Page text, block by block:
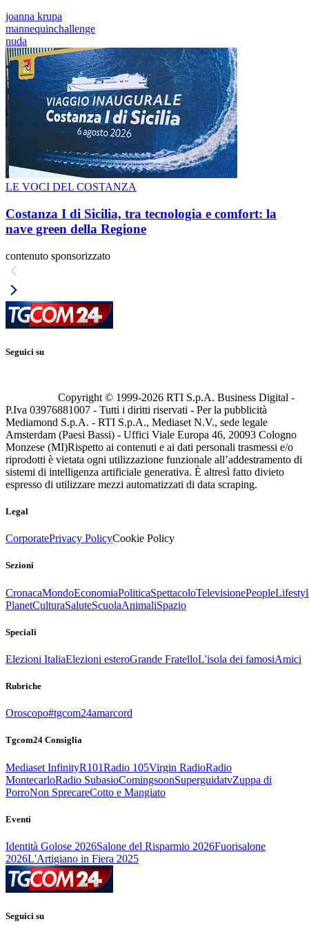
joanna krupa
mannequinchallenge
nuda
LE VOCI DEL COSTANZA
Costanza I di Sicilia, tra tecnologia e comfort: la
nave green della Regione
contenuto sponsorizzato
Seguici su
Copyright © 1999-2026 RTI S.p.A. Business Digital -
P.Iva 03976881007 - Tutti i diritti riservati - Per la pubblicità
Mediamond S.p.A. - RTI S.p.A., Mediaset N.V., sede legale
Amsterdam (Paesi Bassi) - Uffici Viale Europa 46, 20093 Cologno
Monzese (MI)Rispetto ai contenuti e ai dati personali trasmessi e/o
riprodotti è vietata ogni utilizzazione funzionale all’addestramento di
sistemi di intelligenza artificiale generativa. È altresì fatto divieto
espresso di utilizzare mezzi automatizzati di data scraping.
Legal
CorporatePrivacy PolicyCookie Policy
Sezioni
CronacaMondoEconomiaPoliticaSpettacoloTelevisionePeople
PlanetCulturaSaluteScuolaAnimaliSpazio
Speciali
Elezioni ItaliaElezioni esteroGrande FratelloL'isola dei famosiAmici
Rubriche
Oroscopo#tgcom24amarcord
Tgcom24 Consiglia
Mediaset InfinityR101Radio 105Virgin RadioRadio
MontecarloRadio SubasioComingsoonSuperguidatvZuppa di
PorroNon SprecareCotto e Mangiato
Eventi
Identità Golose 2026Salone del Risparmio 2026Fuorisalone
2026L'Artigiano in Fiera 2025
Seguici su